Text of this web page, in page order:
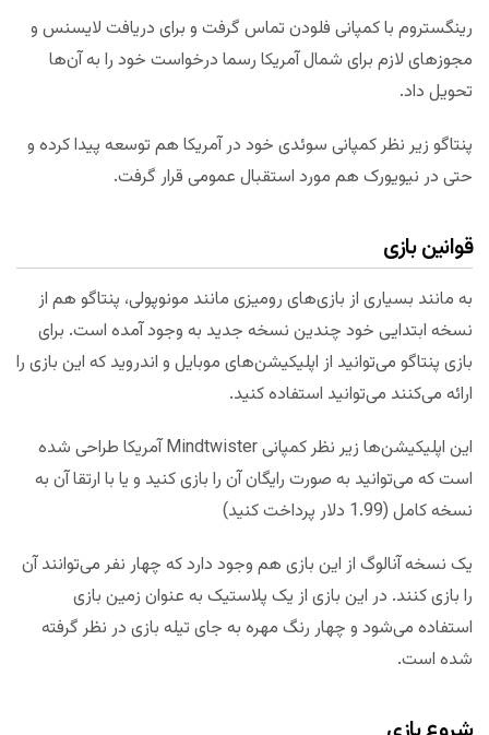
رینگستروم با کمپانی فلودن تماس گرفت و برای دریافت لایسنس و
مجوزهای لازم برای شمال آمریکا رسما درخواست خود را به آن‌ها
تحویل داد.
پنتاگو زیر نظر کمپانی سوئدی خود در آمریکا هم توسعه پیدا کرده و
حتی در نیویورک هم مورد استقبال عمومی قرار گرفت.
قوانین بازی
به مانند بسیاری از بازی‌های رومیزی مانند مونوپولی، پنتاگو هم از
نسخه ابتدایی خود چندین نسخه جدید به وجود آمده است. برای
بازی پنتاگو می‌توانید از اپلیکیشن‌های موبایل و اندروید که این بازی را
ارائه می‌کنند می‌توانید استفاده کنید.
این اپلیکیشن‌ها زیر نظر کمپانی Mindtwister آمریکا طراحی شده
است که می‌توانید به صورت رایگان آن را بازی کنید و یا با ارتقا آن به
نسخه کامل (1.99 دلار پرداخت کنید)
یک نسخه آنالوگ از این بازی هم وجود دارد که چهار نفر می‌توانند آن
را بازی کنند. در این بازی از یک پلاستیک به عنوان زمین بازی
استفاده می‌شود و چهار رنگ مهره به جای تیله بازی در نظر گرفته
شده است.